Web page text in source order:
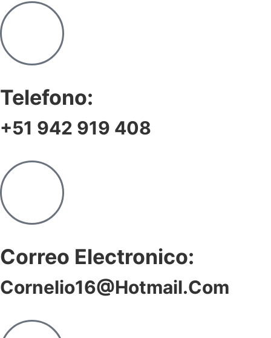
Telefono:
+51 942 919 408
Correo Electronico:
Cornelio16@hotmail.com